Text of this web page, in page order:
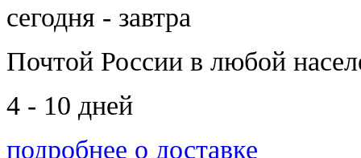
сегодня - завтра
Почтой России в любой
4 - 10 дней
подробнее о доставке